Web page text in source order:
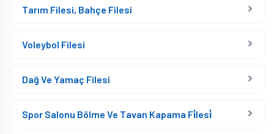
Tarım Filesi, Bahçe Filesi
Voleybol Filesi
Dağ Ve Yamaç Filesi
Spor Salonu Bölme Ve Tavan Kapama Fi̇lesi̇